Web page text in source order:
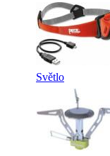
Světlo